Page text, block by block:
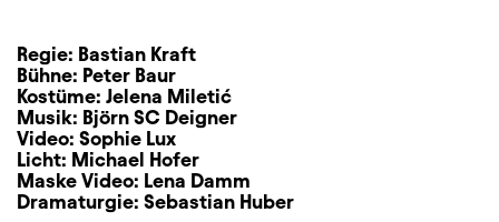
Regie: Bastian Kraft
Bühne: Peter Baur
Kostüme: Jelena Miletić
Musik: Björn SC Deigner
Video: Sophie Lux
Licht: Michael Hofer
Maske Video: Lena Damm
Dramaturgie: Sebastian Huber